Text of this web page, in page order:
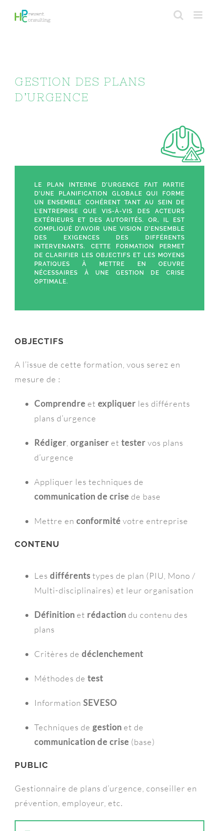
GESTION DES PLANS
D’URGENCE
LE PLAN INTERNE D’URGENCE FAIT PARTIE
D’UNE PLANIFICATION GLOBALE QUI FORME
UN ENSEMBLE COHÉRENT TANT AU SEIN DE
L’ENTREPRISE QUE VIS-À-VIS DES ACTEURS
EXTÉRIEURS ET DES AUTORITÉS. OR, IL EST
COMPLIQUÉ D’AVOIR UNE VISION D’ENSEMBLE
DES EXIGENCES DES DIFFÉRENTS
INTERVENANTS. CETTE FORMATION PERMET
DE CLARIFIER LES OBJECTIFS ET LES MOYENS
PRATIQUES À METTRE EN OEUVRE
NÉCESSAIRES À UNE GESTION DE CRISE
OPTIMALE.
OBJECTIFS
A l’issue de cette formation, vous serez en
mesure de :
Comprendre et expliquer les différents
plans d’urgence
Rédiger, organiser et tester vos plans
d’urgence
Appliquer les techniques de
communication de crise de base
Mettre en conformité votre entreprise
CONTENU
Les différentstypes de plan (PIU, Mono /
Multi-disciplinaires) et leur organisation
Définition et rédaction du contenu des
plans
Critères de déclenchement
Méthodes de test
Information SEVESO
Techniques de gestion et de
communication de crise (base)
PUBLIC
Gestionnaire de plans d’urgence, conseiller en
prévention, employeur, etc.